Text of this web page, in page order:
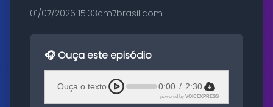
01/07/2026 15:33cm7brasil.com
🎧 Ouça este episódio
Ouça o texto 0:00 / 2:30
powered by VOICEXPRESS